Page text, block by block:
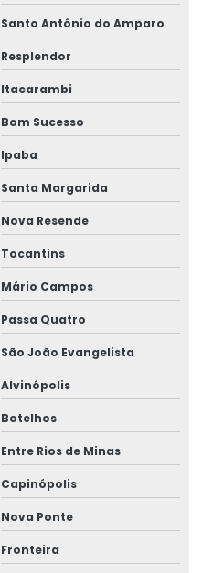
Santo Antônio do Amparo
Resplendor
Itacarambi
Bom Sucesso
Ipaba
Santa Margarida
Nova Resende
Tocantins
Mário Campos
Passa Quatro
São João Evangelista
Alvinópolis
Botelhos
Entre Rios de Minas
Capinópolis
Nova Ponte
Fronteira